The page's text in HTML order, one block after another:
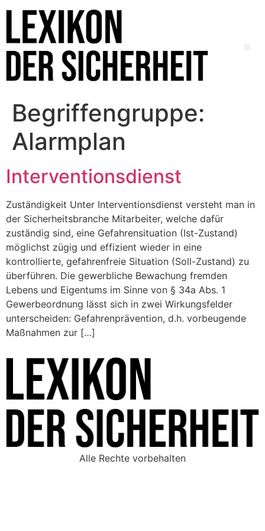
Begriffengruppe:
Alarmplan
Interventionsdienst
Zuständigkeit Unter Interventionsdienst versteht man in
der Sicherheitsbranche Mitarbeiter, welche dafür
zuständig sind, eine Gefahrensituation (Ist-Zustand)
möglichst zügig und effizient wieder in eine
kontrollierte, gefahrenfreie Situation (Soll-Zustand) zu
überführen. Die gewerbliche Bewachung fremden
Lebens und Eigentums im Sinne von § 34a Abs. 1
Gewerbeordnung lässt sich in zwei Wirkungsfelder
unterscheiden: Gefahrenprävention, d.h. vorbeugende
Maßnahmen zur […]
Alle Rechte vorbehalten